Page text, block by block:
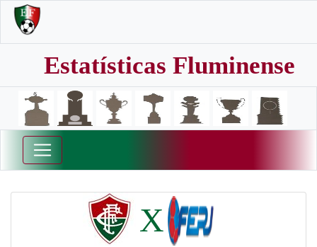
Estatísticas Fluminense
X